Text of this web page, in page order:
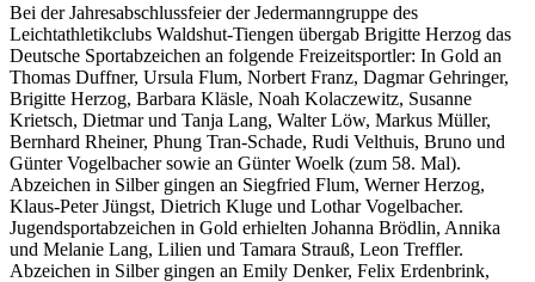
Bei der Jahresabschlussfeier der Jedermanngruppe des
Leichtathletikclubs Waldshut-Tiengen übergab Brigitte Herzog das
Deutsche Sportabzeichen an folgende Freizeitsportler: In Gold an
Thomas Duffner, Ursula Flum, Norbert Franz, Dagmar Gehringer,
Brigitte Herzog, Barbara Kläsle, Noah Kolaczewitz, Susanne
Krietsch, Dietmar und Tanja Lang, Walter Löw, Markus Müller,
Bernhard Rheiner, Phung Tran-Schade, Rudi Velthuis, Bruno und
Günter Vogelbacher sowie an Günter Woelk (zum 58. Mal).
Abzeichen in Silber gingen an Siegfried Flum, Werner Herzog,
Klaus-Peter Jüngst, Dietrich Kluge und Lothar Vogelbacher.
Jugendsportabzeichen in Gold erhielten Johanna Brödlin, Annika
und Melanie Lang, Lilien und Tamara Strauß, Leon Treffler.
Abzeichen in Silber gingen an Emily Denker, Felix Erdenbrink,